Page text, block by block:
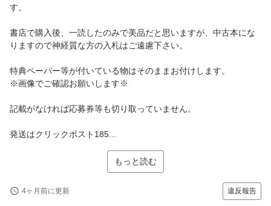
す。
書店で購入後、一読したのみで美品だと思いますが、中古本にな
りますので神経質な方の入札はご遠慮下さい。
特典ペーパー等が付いている物はそのままお付けします。
※画像でご確認お願いします※
記載がなければ応募券等も切り取っていません。
発送はクリックポスト185...
もっと読む
4ヶ月前に更新 違反報告